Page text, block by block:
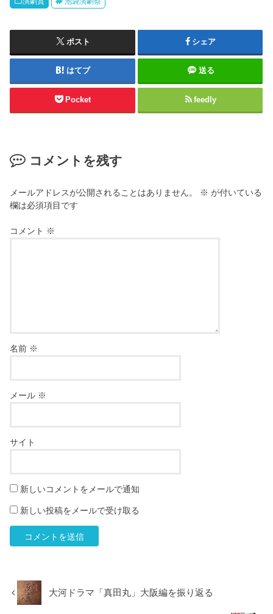
ポスト シェア
はてブ 送る
Pocket feedly
コメントを残す
メールアドレスが公開されることはありません。 ※ が付いている
欄は必須項目です
コメント ※
名前 ※
メール ※
サイト
新しいコメントをメールで通知
新しい投稿をメールで受け取る
大河ドラマ「真田丸」大阪編を振り返る